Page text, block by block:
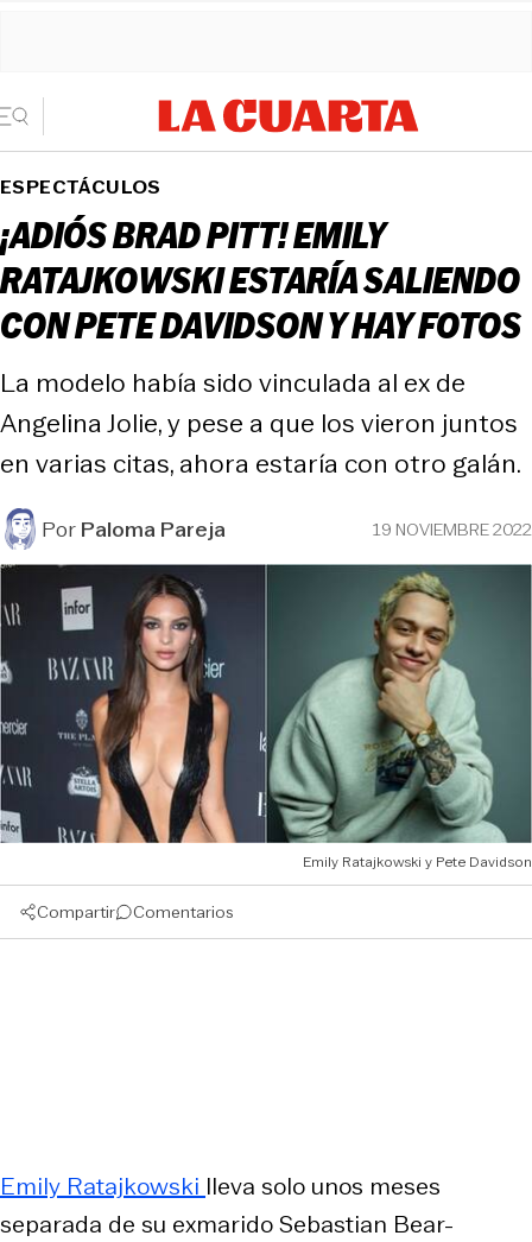
ESPECTÁCULOS
¡ADIÓS BRAD PITT! EMILY
RATAJKOWSKI ESTARÍA SALIENDO
CON PETE DAVIDSON Y HAY FOTOS
La modelo había sido vinculada al ex de
Angelina Jolie, y pese a que los vieron juntos
en varias citas, ahora estaría con otro galán.
PorPaloma Pareja 19 NOVIEMBRE 2022
Emily Ratajkowski y Pete Davidson
Compartir Comentarios
Emily Ratajkowski lleva solo unos meses
separada de su exmarido Sebastian Bear-